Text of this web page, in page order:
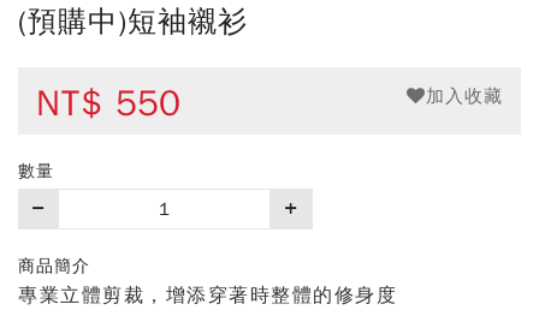
(預購中)短袖襯衫
NT$ 550 加入收藏
數量
買
數
量
商品簡介
專業立體剪裁，增添穿著時整體的修身度